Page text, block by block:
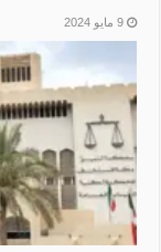
9 مايو 2024